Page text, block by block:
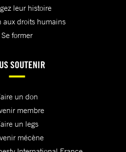
leur histoire
aux droits humains
Se former
SOUTENIR
un don
membre
un legs
mécène